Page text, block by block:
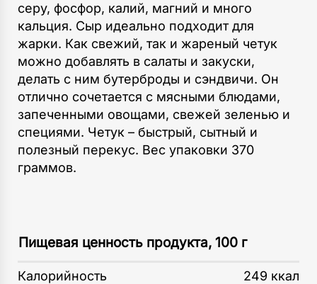
серу, фосфор, калий, магний и много
кальция. Сыр идеально подходит для
жарки. Как свежий, так и жареный четук
можно добавлять в салаты и закуски,
делать с ним бутерброды и сэндвичи. Он
отлично сочетается с мясными блюдами,
запеченными овощами, свежей зеленью и
специями. Четук – быстрый, сытный и
полезный перекус. Вес упаковки 370
граммов.
Пищевая ценность продукта, 100 г
Калорийность
249 ккал